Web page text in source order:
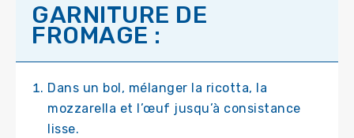
GARNITURE DE
FROMAGE :
Dans un bol, mélanger la ricotta, la
mozzarella et l’œuf jusqu’à consistance
lisse.